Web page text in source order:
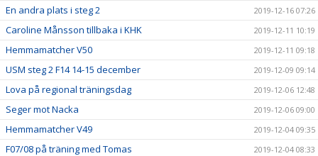
En andra plats i steg 2 2019-12-16 07:26
Caroline Månsson tillbaka i KHK 2019-12-11 10:19
Hemmamatcher V50 2019-12-11 09:18
USM steg 2 F14 14-15 december 2019-12-09 09:14
Lova på regional träningsdag 2019-12-06 12:48
Seger mot Nacka 2019-12-06 09:00
Hemmamatcher V49 2019-12-04 09:35
F07/08 på träning med Tomas 2019-12-04 08:33